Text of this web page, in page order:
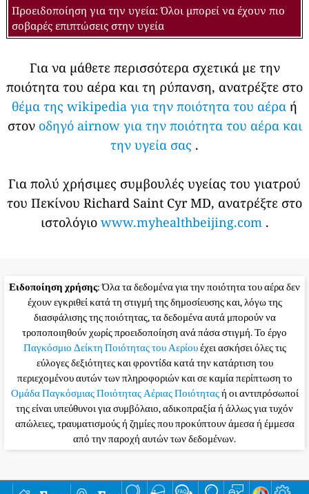
Προειδοποίηση για την υγεία: Όλοι μπορεί να έχουν πιο
σοβαρές επιπτώσεις στην υγεία
Για να μάθετε περισσότερα σχετικά με την
ποιότητα του αέρα και τη ρύπανση, ανατρέξτε στο
θέμα της wikipedia για την ποιότητα του αέρα ή
στον οδηγό airnow για την ποιότητα του αέρα και
την υγεία σας .
Για πολύ χρήσιμες συμβουλές υγείας του γιατρού
του Πεκίνου Richard Saint Cyr MD, ανατρέξτε στο
ιστολόγιο www.myhealthbeijing.com.
Ειδοποίηση χρήσης: Όλα τα δεδομένα για την ποιότητα του αέρα δεν
έχουν εγκριθεί κατά τη στιγμή της δημοσίευσης και, λόγω της
διασφάλισης της ποιότητας, τα δεδομένα αυτά μπορούν να
τροποποιηθούν χωρίς προειδοποίηση ανά πάσα στιγμή. Το έργο
Παγκόσμιο Δείκτη Ποιότητας του Αερίουέχει ασκήσει όλες τις
εύλογες δεξιότητες και φροντίδα κατά την κατάρτιση του
περιεχομένου αυτών των πληροφοριών και σε καμία περίπτωση το
Ομάδα Παγκόσμιας Ποιότητας Αέριας Ποιότηταςή οι αντιπρόσωποί
της είναι υπεύθυνοι για συμβόλαιο, αδικοπραξία ή άλλως για τυχόν
απώλειες, τραυματισμούς ή ζημίες που προκύπτουν άμεσα ή έμμεσα
από την παροχή αυτών των δεδομένων.